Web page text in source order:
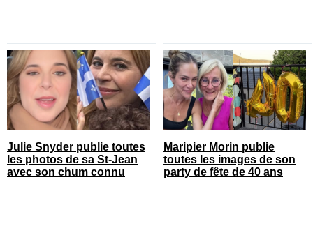
Julie Snyder publie toutes
les photos de sa St-Jean
avec son chum connu
Maripier Morin publie
toutes les images de son
party de fête de 40 ans